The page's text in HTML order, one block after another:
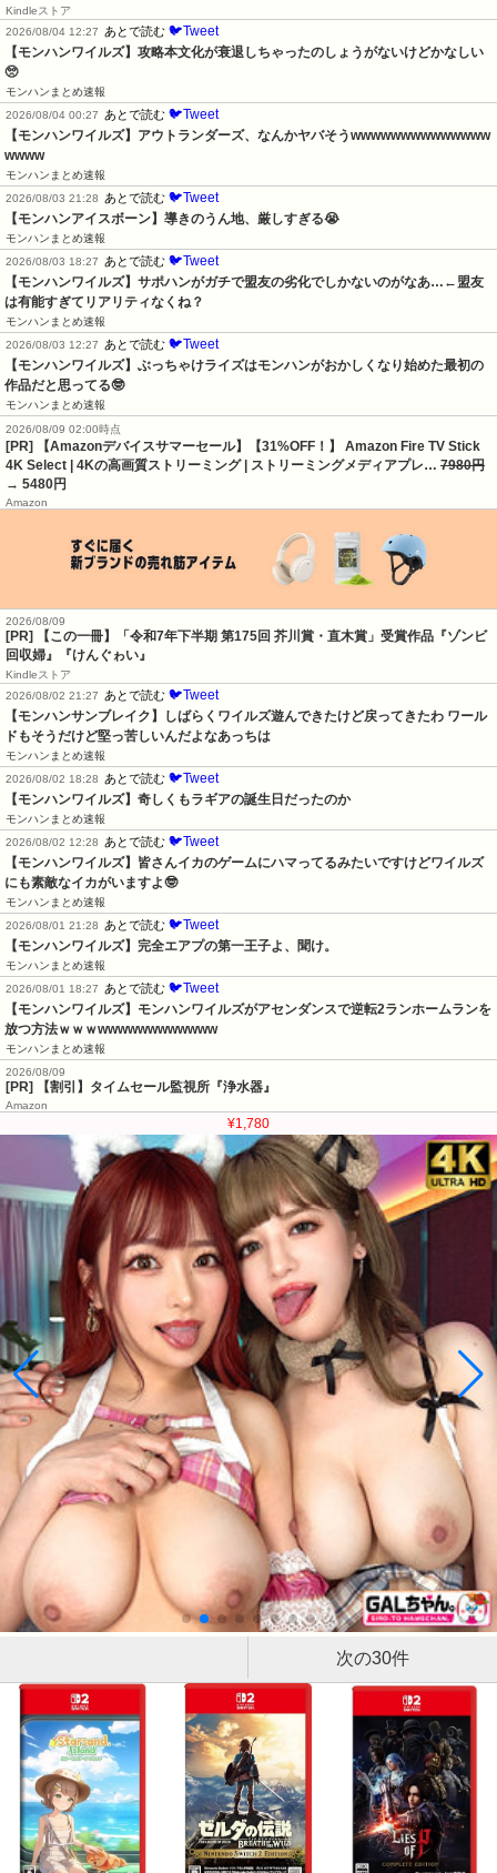
Kindleストア
2026/08/04 12:27
あとで読む 🐦Tweet
【モンハンワイルズ】攻略本文化が衰退しちゃったのしょうがないけどかなしい
🥺
モンハンまとめ速報
2026/08/04 00:27
あとで読む 🐦Tweet
【モンハンワイルズ】アウトランダーズ、なんかヤバそうwwwwwwwwwwwwww
wwww
モンハンまとめ速報
2026/08/03 21:28
あとで読む 🐦Tweet
【モンハンアイスボーン】導きのうん地、厳しすぎる😭
モンハンまとめ速報
2026/08/03 18:27
あとで読む 🐦Tweet
【モンハンワイルズ】サポハンがガチで盟友の劣化でしかないのがなあ…←盟友
は有能すぎてリアリティなくね？
モンハンまとめ速報
2026/08/03 12:27
あとで読む 🐦Tweet
【モンハンワイルズ】ぶっちゃけライズはモンハンがおかしくなり始めた最初の
作品だと思ってる🤓
モンハンまとめ速報
2026/08/09 02:00時点
[PR] 【Amazonデバイスサマーセール】【31%OFF！】 Amazon Fire TV Stick
4K Select | 4Kの高画質ストリーミング | ストリーミングメディアプレ… 7980円
→ 5480円
Amazon
2026/08/09
[PR] 【この一冊】「令和7年下半期 第175回 芥川賞・直木賞」受賞作品『ゾンビ
回収婦』『けんぐゎい』
Kindleストア
2026/08/02 21:27
あとで読む 🐦Tweet
【モンハンサンブレイク】しばらくワイルズ遊んできたけど戻ってきたわ ワール
ドもそうだけど堅っ苦しいんだよなあっちは
モンハンまとめ速報
2026/08/02 18:28
あとで読む 🐦Tweet
【モンハンワイルズ】奇しくもラギアの誕生日だったのか
モンハンまとめ速報
2026/08/02 12:28
あとで読む 🐦Tweet
【モンハンワイルズ】皆さんイカのゲームにハマってるみたいですけどワイルズ
にも素敵なイカがいますよ🤓
モンハンまとめ速報
2026/08/01 21:28
あとで読む 🐦Tweet
【モンハンワイルズ】完全エアプの第一王子よ、聞け。
モンハンまとめ速報
2026/08/01 18:27
あとで読む 🐦Tweet
【モンハンワイルズ】モンハンワイルズがアセンダンスで逆転2ランホームランを
放つ方法ｗｗｗwwwwwwwwwwww
モンハンまとめ速報
2026/08/09
[PR] 【割引】タイムセール監視所『浄水器』
Amazon
¥1,780
次の30件